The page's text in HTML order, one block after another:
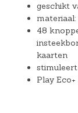
geschikt
48
kaarten
Play Eco+